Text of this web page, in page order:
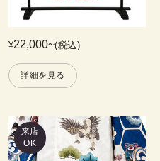
¥22,000~(税込)
詳細を見る
来店
OK